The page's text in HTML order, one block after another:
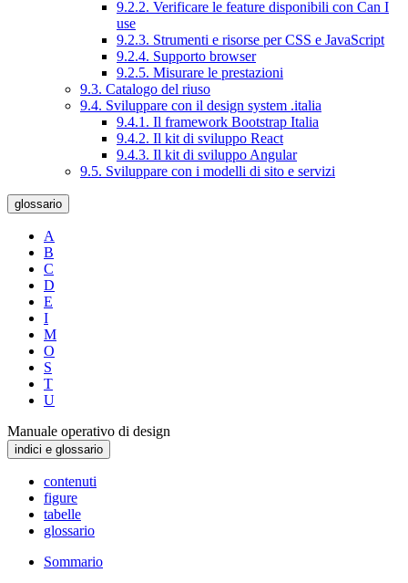
9.2.2. Verificare le feature disponibili con Can I
use
9.2.3. Strumenti e risorse per CSS e JavaScript
9.2.4. Supporto browser
9.2.5. Misurare le prestazioni
9.3. Catalogo del riuso
9.4. Sviluppare con il design system .italia
9.4.1. Il framework Bootstrap Italia
9.4.2. Il kit di sviluppo React
9.4.3. Il kit di sviluppo Angular
9.5. Sviluppare con i modelli di sito e servizi
glossario
A
B
C
D
E
I
M
O
S
T
U
Manuale operativo di design
indici e glossario
contenuti
figure
tabelle
glossario
Sommario